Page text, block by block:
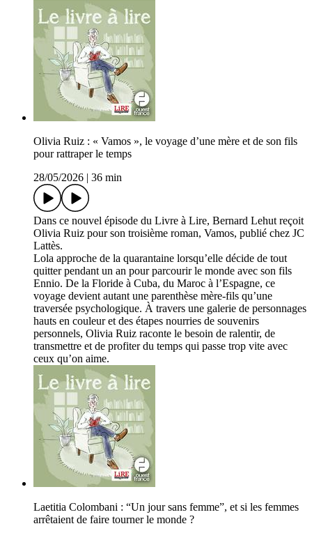
Olivia Ruiz : « Vamos », le voyage d’une mère et de son fils
pour rattraper le temps
28/05/2026
36 min
Dans ce nouvel épisode du Livre à Lire, Bernard Lehut reçoit
Olivia Ruiz pour son troisième roman, Vamos, publié chez JC
Lattès.
Lola approche de la quarantaine lorsqu’elle décide de tout
quitter pendant un an pour parcourir le monde avec son fils
Ennio. De la Floride à Cuba, du Maroc à l’Espagne, ce
voyage devient autant une parenthèse mère-fils qu’une
traversée psychologique. À travers une galerie de personnages
hauts en couleur et des étapes nourries de souvenirs
personnels, Olivia Ruiz raconte le besoin de ralentir, de
transmettre et de profiter du temps qui passe trop vite avec
ceux qu’on aime.
Laetitia Colombani : “Un jour sans femme”, et si les femmes
arrêtaient de faire tourner le monde ?